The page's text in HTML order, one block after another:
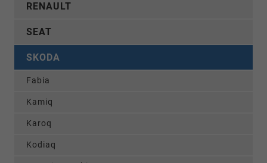
RENAULT
SEAT
SKODA
Fabia
Kamiq
Karoq
Kodiaq